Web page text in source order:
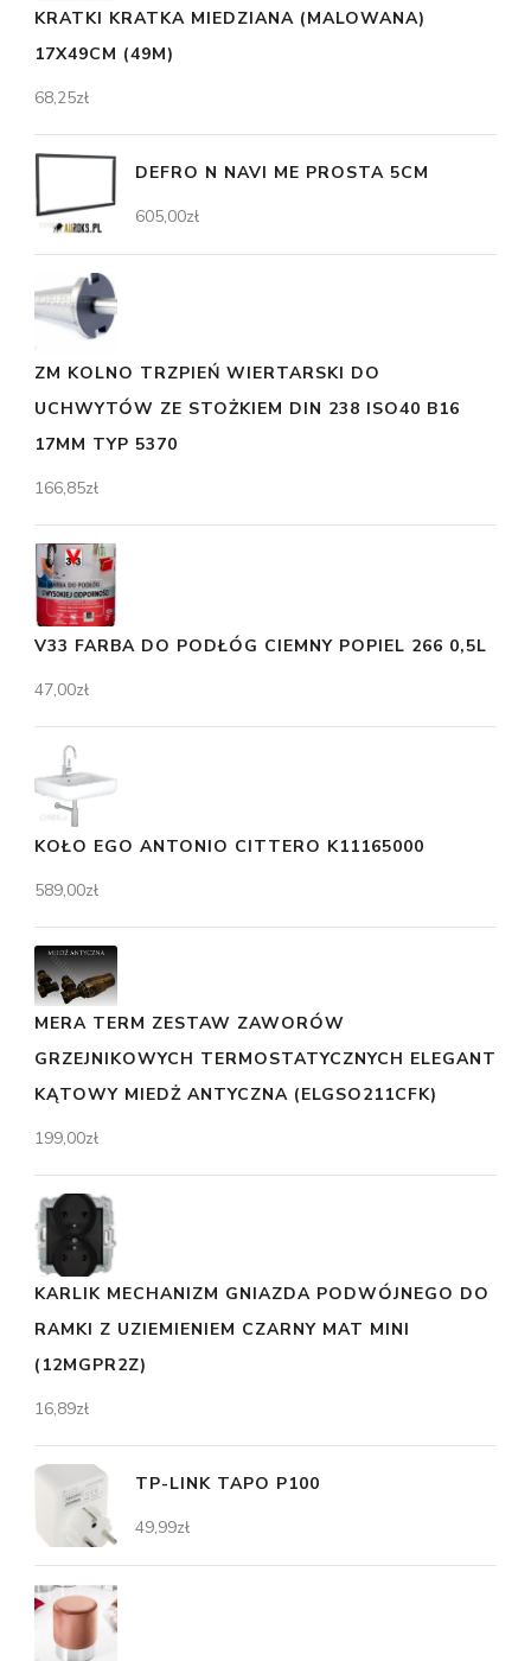
KRATKI KRATKA MIEDZIANA (MALOWANA)
17X49CM (49M)
68,25zł
DEFRO N NAVI ME PROSTA 5CM
605,00zł
ZM KOLNO TRZPIEŃ WIERTARSKI DO
UCHWYTÓW ZE STOŻKIEM DIN 238 ISO40 B16
17MM TYP 5370
166,85zł
V33 FARBA DO PODŁÓG CIEMNY POPIEL 266 0,5L
47,00zł
KOŁO EGO ANTONIO CITTERO K11165000
589,00zł
MERA TERM ZESTAW ZAWORÓW
GRZEJNIKOWYCH TERMOSTATYCZNYCH ELEGANT
KĄTOWY MIEDŻ ANTYCZNA (ELGSO211CFK)
199,00zł
KARLIK MECHANIZM GNIAZDA PODWÓJNEGO DO
RAMKI Z UZIEMIENIEM CZARNY MAT MINI
(12MGPR2Z)
16,89zł
TP-LINK TAPO P100
49,99zł